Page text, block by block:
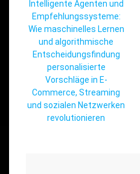
Vorheriger
Beitrag:
Intelligente Agenten und
Empfehlungssysteme:
Wie maschinelles Lernen
und algorithmische
Entscheidungsfindung
personalisierte
Vorschläge in E-
Commerce, Streaming
und sozialen Netzwerken
revolutionieren